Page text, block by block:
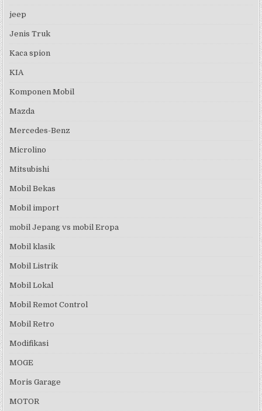
jeep
Jenis Truk
Kaca spion
KIA
Komponen Mobil
Mazda
Mercedes-Benz
Microlino
Mitsubishi
Mobil Bekas
Mobil import
mobil Jepang vs mobil Eropa
Mobil klasik
Mobil Listrik
Mobil Lokal
Mobil Remot Control
Mobil Retro
Modifikasi
MOGE
Moris Garage
MOTOR